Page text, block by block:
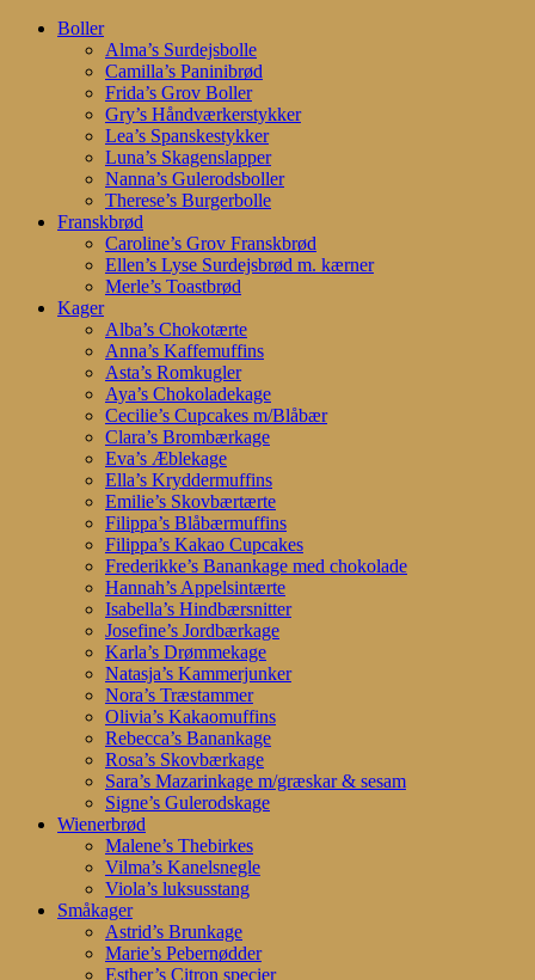
search
account
Menu
Boller
Alma’s Surdejsbolle
Camilla’s Paninibrød
Frida’s Grov Boller
Gry’s Håndværkerstykker
Lea’s Spanskestykker
Luna’s Skagenslapper
Nanna’s Gulerodsboller
Therese’s Burgerbolle
Franskbrød
Caroline’s Grov Franskbrød
Ellen’s Lyse Surdejsbrød m. kærner
Merle’s Toastbrød
Kager
Alba’s Chokotærte
Anna’s Kaffemuffins
Asta’s Romkugler
Aya’s Chokoladekage
Cecilie’s Cupcakes m/Blåbær
Clara’s Brombærkage
Eva’s Æblekage
Ella’s Kryddermuffins
Emilie’s Skovbærtærte
Filippa’s Blåbærmuffins
Filippa’s Kakao Cupcakes
Frederikke’s Banankage med chokolade
Hannah’s Appelsintærte
Isabella’s Hindbærsnitter
Josefine’s Jordbærkage
Karla’s Drømmekage
Natasja’s Kammerjunker
Nora’s Træstammer
Olivia’s Kakaomuffins
Rebecca’s Banankage
Rosa’s Skovbærkage
Sara’s Mazarinkage m/græskar & sesam
Signe’s Gulerodskage
Wienerbrød
Malene’s Thebirkes
Vilma’s Kanelsnegle
Viola’s luksusstang
Småkager
Astrid’s Brunkage
Marie’s Pebernødder
Esther’s Citron specier